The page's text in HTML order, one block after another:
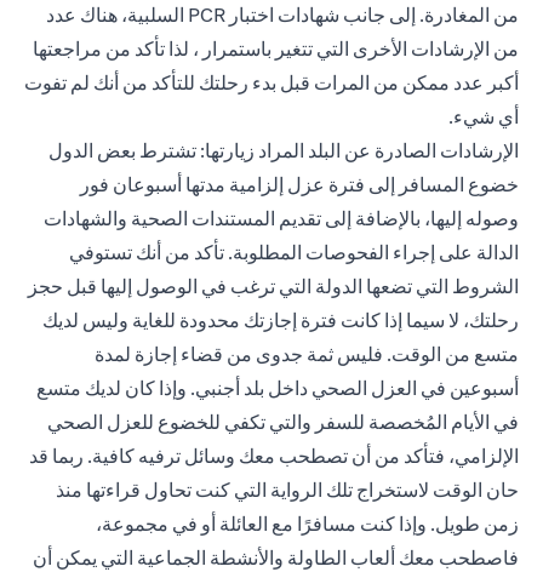
من المغادرة. إلى جانب شهادات اختبار PCR السلبية، هناك عدد
من الإرشادات الأخرى التي تتغير باستمرار ، لذا تأكد من مراجعتها
أكبر عدد ممكن من المرات قبل بدء رحلتك للتأكد من أنك لم تفوت
أي شيء.
الإرشادات الصادرة عن البلد المراد زيارتها: تشترط بعض الدول
خضوع المسافر إلى فترة عزل إلزامية مدتها أسبوعان فور
وصوله إليها، بالإضافة إلى تقديم المستندات الصحية والشهادات
الدالة على إجراء الفحوصات المطلوبة. تأكد من أنك تستوفي
الشروط التي تضعها الدولة التي ترغب في الوصول إليها قبل حجز
رحلتك، لا سيما إذا كانت فترة إجازتك محدودة للغاية وليس لديك
متسع من الوقت. فليس ثمة جدوى من قضاء إجازة لمدة
أسبوعين في العزل الصحي داخل بلد أجنبي. وإذا كان لديك متسع
في الأيام المُخصصة للسفر والتي تكفي للخضوع للعزل الصحي
الإلزامي، فتأكد من أن تصطحب معك وسائل ترفيه كافية. ربما قد
حان الوقت لاستخراج تلك الرواية التي كنت تحاول قراءتها منذ
زمن طويل. وإذا كنت مسافرًا مع العائلة أو في مجموعة،
فاصطحب معك ألعاب الطاولة والأنشطة الجماعية التي يمكن أن